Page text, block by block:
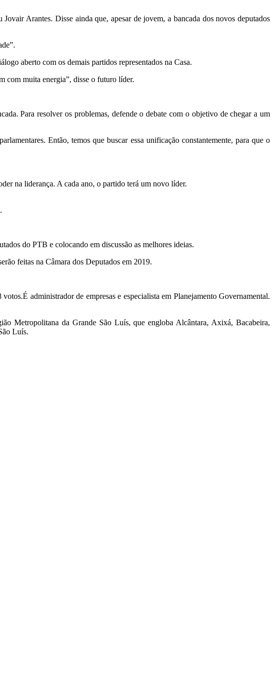
Arantes. Disse ainda que, apesar de jovem, a bancada dos novos deputados
aberto com os demais partidos representados na Casa.
com muita energia”, disse o futuro líder.
Para resolver os problemas, defende o debate com o objetivo de chegar a um
Então, temos que buscar essa unificação constantemente, para que o
na liderança. A cada ano, o partido terá um novo líder.
do PTB e colocando em discussão as melhores ideias.
feitas na Câmara dos Deputados em 2019.
administrador de empresas e especialista em Planejamento Governamental.
Metropolitana da Grande São Luís, que engloba Alcântara, Axixá, Bacabeira,
Luís.